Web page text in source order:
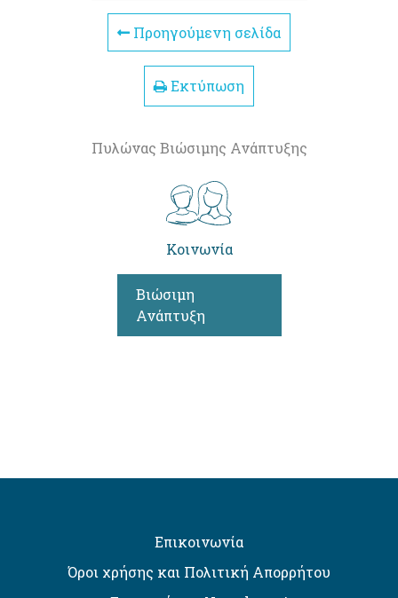
Προηγούμενη σελίδα
Εκτύπωση
Πυλώνας Βιώσιμης Ανάπτυξης
Κοινωνία
Βιώσιμη
Ανάπτυξη
Επικοινωνία
Όροι χρήσης και Πολιτική Απορρήτου